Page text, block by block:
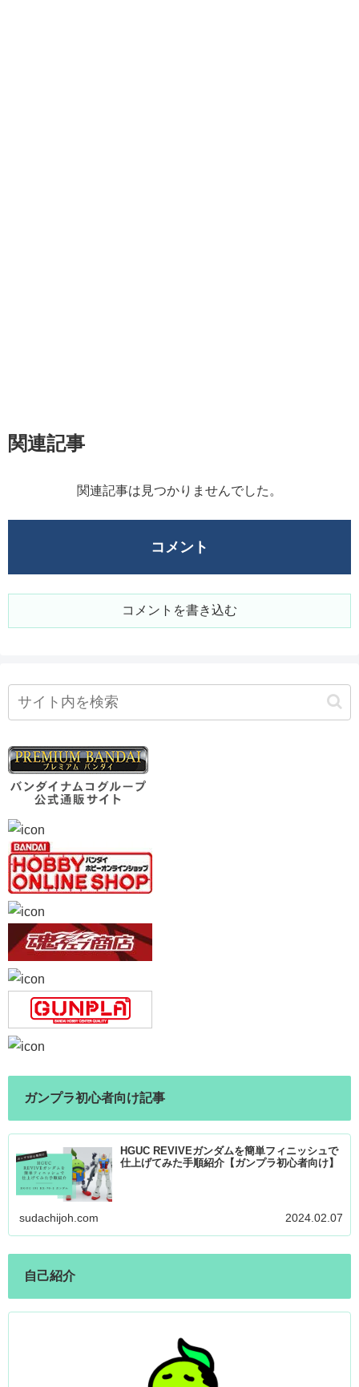
関連記事
関連記事は見つかりませんでした。
コメント
コメントを書き込む
ガンプラ初心者向け記事
HGUC REVIVEガンダムを簡単フィニッシュで
仕上げてみた手順紹介【ガンプラ初心者向け】
sudachijoh.com 2024.02.07
自己紹介